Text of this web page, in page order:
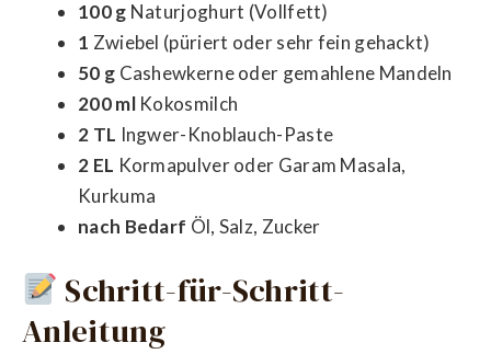
100 g Naturjoghurt (Vollfett)
1 Zwiebel (püriert oder sehr fein gehackt)
50 g Cashewkerne oder gemahlene Mandeln
200 mlKokosmilch
2 TL Ingwer-Knoblauch-Paste
2 EL Kormapulver oder Garam Masala,
Kurkuma
nach Bedarf Öl, Salz, Zucker
Schritt-für-Schritt-
Anleitung